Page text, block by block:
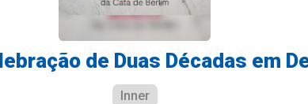
de Duas Décadas em
Inner